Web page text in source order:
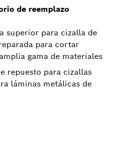
de reemplazo
superior para cizalla de
para cortar
gama de materiales
repuesto para cizallas
láminas metálicas de